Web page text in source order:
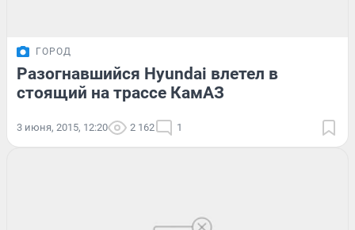
ГОРОД
Разогнавшийся Hyundai влетел в
стоящий на трассе КамАЗ
3 июня, 2015, 12:20 2 162 1